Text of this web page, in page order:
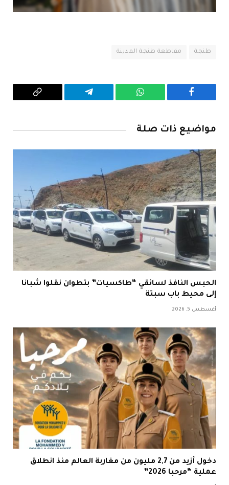
طنجة مقاطعة طنجة المدينة
فيسبوك واتساب تيلقرام
Copy
مواضيع ذات صلة
الحبس النافذ لسائقي “طاكسيات” بتطوان نقلوا شبانا
إلى محيط باب سبتة
أغسطس 5, 2026
دخول أزيد من 2,7 مليون من مغاربة العالم منذ انطلاق
عملية “مرحبا 2026”